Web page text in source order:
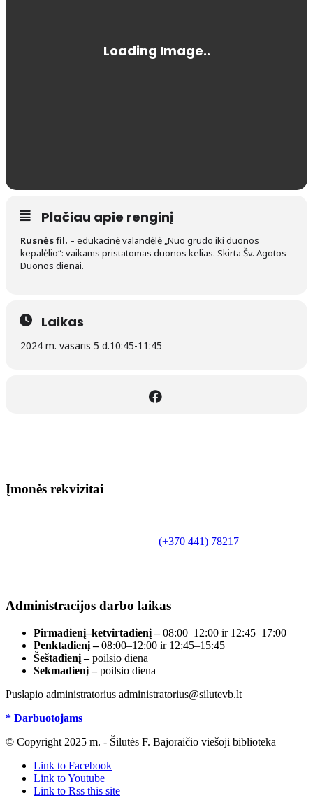
Plačiau apie renginį
Rusnės fil. – edukacinė valandėlė „Nuo grūdo iki duonos
kepalėlio“: vaikams pristatomas duonos kelias. Skirta Šv. Agotos –
Duonos dienai.
Laikas
2024 m. vasaris 5 d.10:45-11:45
Įmonės rekvizitai
(+370 441) 78217
Administracijos darbo laikas
Pirmadienį–ketvirtadienį –08:00–12:00 ir 12:45–17:00
Penktadienį –08:00–12:00 ir 12:45–15:45
Šeštadienį –poilsio diena
Sekmadienį –poilsio diena
Puslapio administratorius administratorius@silutevb.lt
* Darbuotojams
© Copyright 2025 m. - Šilutės F. Bajoraičio viešoji biblioteka
Link to Facebook
Link to Youtube
Link to Rss this site